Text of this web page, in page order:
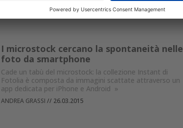
I microstock cercano la spontaneità nelle
foto da smartphone
Cade un tabù del microstock: la collezione Instant di
Fotolia è composta da immagini scattate attraverso un
app dedicata per iPhone e Android »
ANDREA GRASSI // 26.03.2015